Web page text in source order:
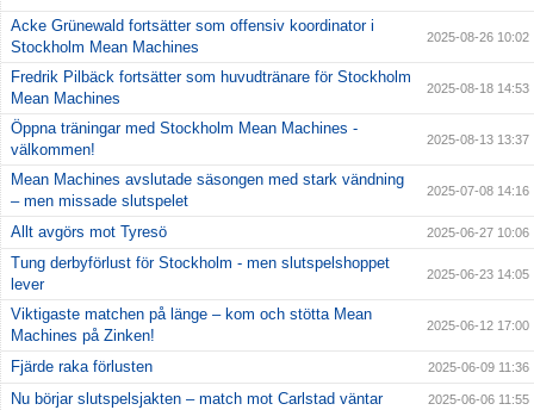
Acke Grünewald fortsätter som offensiv koordinator i
Stockholm Mean Machines
2025-08-26 10:02
Fredrik Pilbäck fortsätter som huvudtränare för Stockholm
Mean Machines
2025-08-18 14:53
Öppna träningar med Stockholm Mean Machines -
välkommen!
2025-08-13 13:37
Mean Machines avslutade säsongen med stark vändning
– men missade slutspelet
2025-07-08 14:16
Allt avgörs mot Tyresö 2025-06-27 10:06
Tung derbyförlust för Stockholm - men slutspelshoppet
lever
2025-06-23 14:05
Viktigaste matchen på länge – kom och stötta Mean
Machines på Zinken!
2025-06-12 17:00
Fjärde raka förlusten 2025-06-09 11:36
Nu börjar slutspelsjakten – match mot Carlstad väntar 2025-06-06 11:55